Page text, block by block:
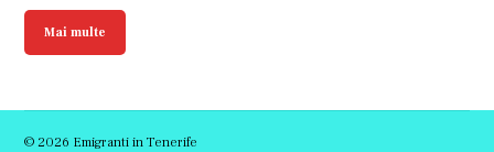
Mai multe
© 2026 Emigranti in Tenerife